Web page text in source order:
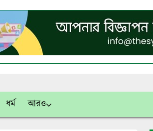
ধর্ম আরও